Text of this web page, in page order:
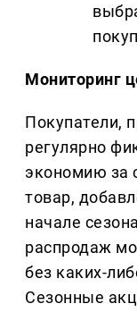
Мониторинг
Покупатели,
регулярно
экономию за
товар,
начале
распродаж
без каких-
Сезонные